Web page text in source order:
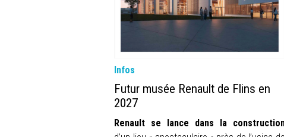
Infos
Futur musée Renault de Flins en
2027
Renault se lance dans la